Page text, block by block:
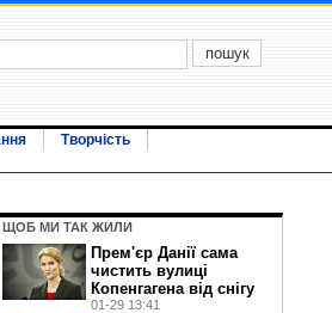
Творчість
ЩОБ МИ ТАК ЖИЛИ
Прем'єр Данії сама
чистить вулиці
Копенгагена від снігу
01-29 13:41